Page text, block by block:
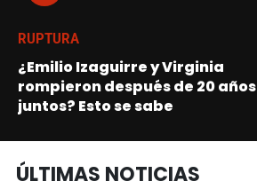
RUPTURA
¿Emilio Izaguirre y Virginia
rompieron después de 20 años
juntos? Esto se sabe
ÚLTIMAS NOTICIAS